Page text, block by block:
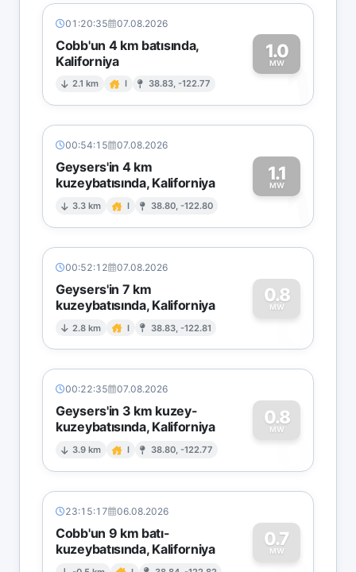
01:20:35 07.08.2026
Cobb'un 4 km batısında,
Kaliforniya
2.1 km I 38.83, -122.77
1.0
MW1
00:54:15 07.08.2026
Geysers'in 4 km
kuzeybatısında, Kaliforniya
3.3 km I 38.80, -122.80
1.1
MW1
00:52:12 07.08.2026
Geysers'in 7 km
kuzeybatısında, Kaliforniya
2.8 km I 38.83, -122.81
0.8
MW
0
00:22:35 07.08.2026
Geysers'in 3 km kuzey-
kuzeybatısında, Kaliforniya
3.9 km I 38.80, -122.77
0.8
MW
0
23:15:17 06.08.2026
Cobb'un 9 km batı-
kuzeybatısında, Kaliforniya
0.7
MW